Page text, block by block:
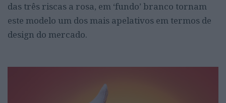
das três riscas a rosa, em ‘fundo’ branco tornam
este modelo um dos mais apelativos em termos de
design do mercado.